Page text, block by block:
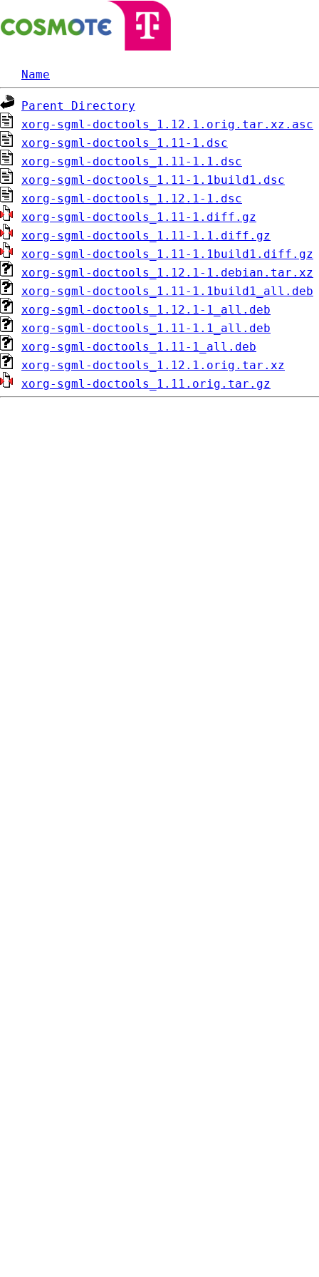
Name
Parent Directory
xorg-sgml-doctools_1.12.1.orig.tar.xz.asc
xorg-sgml-doctools_1.11-1.dsc
xorg-sgml-doctools_1.11-1.1.dsc
xorg-sgml-doctools_1.11-1.1build1.dsc
xorg-sgml-doctools_1.12.1-1.dsc
xorg-sgml-doctools_1.11-1.diff.gz
xorg-sgml-doctools_1.11-1.1.diff.gz
xorg-sgml-doctools_1.11-1.1build1.diff.gz
xorg-sgml-doctools_1.12.1-1.debian.tar.xz
xorg-sgml-doctools_1.11-1.1build1_all.deb
xorg-sgml-doctools_1.12.1-1_all.deb
xorg-sgml-doctools_1.11-1.1_all.deb
xorg-sgml-doctools_1.11-1_all.deb
xorg-sgml-doctools_1.12.1.orig.tar.xz
xorg-sgml-doctools_1.11.orig.tar.gz